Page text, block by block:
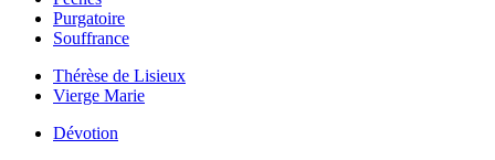
Purgatoire
Souffrance
Thérèse de Lisieux
Vierge Marie
Dévotion